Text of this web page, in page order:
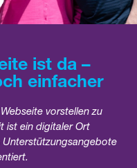
ist da –
einfacher
vorstellen zu
ist ein digitaler Ort